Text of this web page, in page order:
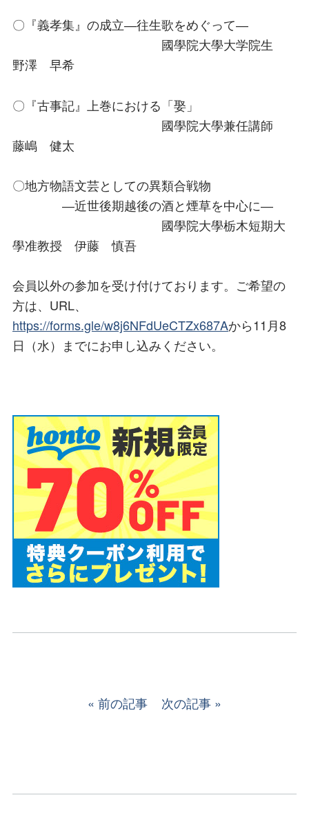
〇『義孝集』の成立―往生歌をめぐって―
國學院大學大学院生
野澤 早希
〇『古事記』上巻における「娶」
國學院大學兼任講師
藤嶋 健太
〇地方物語文芸としての異類合戦物
―近世後期越後の酒と煙草を中心に―
國學院大學栃木短期大
學准教授 伊藤 慎吾
会員以外の参加を受け付けております。ご希望の
方は、URL、
https://forms.gle/w8j6NFdUeCTZx687Aから11月8
日（水）までにお申し込みください。
前の記事 次の記事